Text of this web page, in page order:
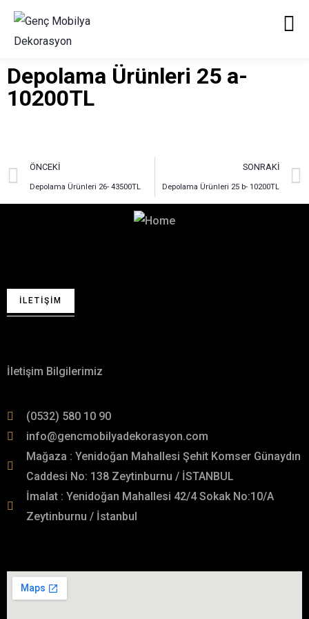
Depolama Ürünleri 25 a-
10200TL
ÖNCEKI
Depolama Ürünleri 26- 43500TL
SONRAKI
Depolama Ürünleri 25 b- 10200TL
İLETIŞIM
İletişim Bilgilerimiz
(0532) 580 10 90
info@gencmobilyadekorasyon.com
Mağaza : Yenidoğan Mahallesi Şehit Komser Günaydın
Caddesi No: 138 Zeytinburnu / İSTANBUL
İmalat : Yenidoğan Mahallesi 42/4 Sokak No:10/A
Zeytinburnu / İstanbul